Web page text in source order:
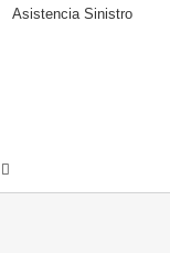
Asistencia Sinistro